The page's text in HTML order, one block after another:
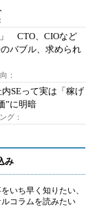
」 CTO、CIOなど
バブル、求められ
：
SEって実は「稼げ
”に明暗
グ：
み
いち早く知りたい、
コラムを読みたい